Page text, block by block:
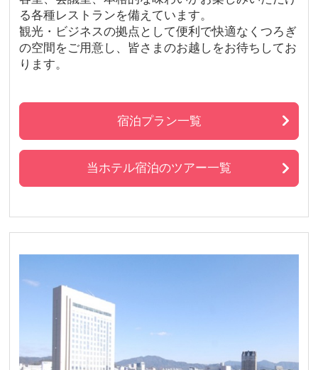
る各種レストランを備えています。
観光・ビジネスの拠点として便利で快適なくつろぎ
の空間をご用意し、皆さまのお越しをお待ちしてお
ります。
宿泊プラン一覧
当ホテル宿泊のツアー一覧